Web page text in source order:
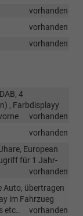
vorhanden
vorhanden
vorhanden
4
, Farbdisplayy
vorhanden
vorhanden
European
für 1 Jahr-
vorhanden
Auto, übertragen
im Fahrzueg
etc..
vorhanden